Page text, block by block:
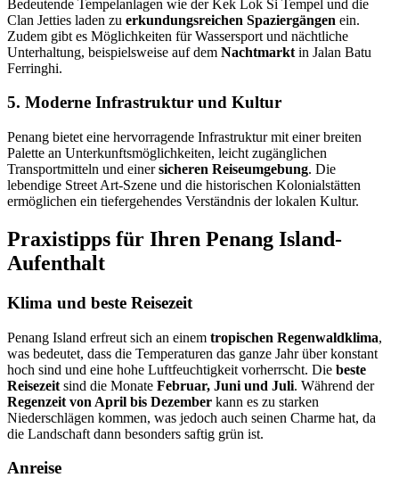
Bedeutende Tempelanlagen wie der Kek Lok Si Tempel und die
Clan Jetties laden zu erkundungsreichen Spaziergängen ein.
Zudem gibt es Möglichkeiten für Wassersport und nächtliche
Unterhaltung, beispielsweise auf dem Nachtmarkt in Jalan Batu
Ferringhi.
5. Moderne Infrastruktur und Kultur
Penang bietet eine hervorragende Infrastruktur mit einer breiten
Palette an Unterkunftsmöglichkeiten, leicht zugänglichen
Transportmitteln und einersicheren Reiseumgebung. Die
lebendige Street Art-Szene und die historischen Kolonialstätten
ermöglichen ein tiefergehendes Verständnis der lokalen Kultur.
Praxistipps für Ihren Penang Island-
Aufenthalt
Klima und beste Reisezeit
Penang Island erfreut sich an einem tropischen Regenwaldklima,
was bedeutet, dass die Temperaturen das ganze Jahr über konstant
hoch sind und eine hohe Luftfeuchtigkeit vorherrscht. Die beste
Reisezeit sind die Monate Februar, Juni und Juli. Während der
Regenzeit von April bis Dezember kann es zu starken
Niederschlägen kommen, was jedoch auch seinen Charme hat, da
die Landschaft dann besonders saftig grün ist.
Anreise